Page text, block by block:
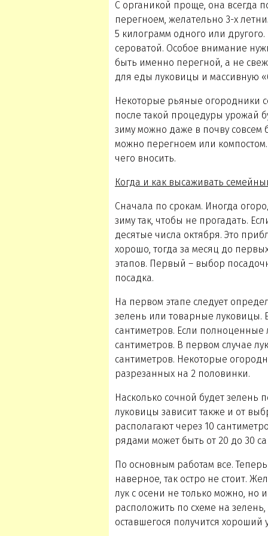
С органикой проще, она всегда
перегноем, желательно 3-х
5 килограмм одного или
сероватой. Особое внимание
быть именно перегной, а не
для еды луковицы и массивную
Некоторые рьяные огородники
после такой процедуры урожай
зиму можно даже в почву совсем
можно перегноем или
чего вносить.
Когда и как высаживать
Сначала по срокам. Иногда
зиму так, чтобы не прогадать.
десятые числа октября. Это
хорошо, тогда за месяц до
этапов. Первый – выбор
посадка.
На первом этапе следует
зелень или товарные луковицы.
сантиметров. Если
сантиметров. В первом случае
сантиметров. Некоторые
разрезанных на 2 половинки.
Насколько сочной будет
луковицы зависит также и от
располагают через 10
рядами может быть от 20 до 30
По основным работам все.
наверное, так остро не стоит.
лук с осени не только можно, но
расположить по схеме на
оставшегося получится